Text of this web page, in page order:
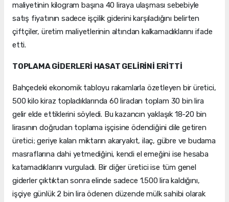
maliyetinin kilogram başına 40 liraya ulaşması sebebiyle
satış fiyatının sadece işçilik giderini karşıladığını belirten
çiftçiler, üretim maliyetlerinin altından kalkamadıklarını ifade
etti.
TOPLAMA GİDERLERİ HASAT GELİRİNİ ERİTTİ
Bahçedeki ekonomik tabloyu rakamlarla özetleyen bir üretici,
500 kilo kiraz topladıklarında 60 liradan toplam 30 bin lira
gelir elde ettiklerini söyledi. Bu kazancın yaklaşık 18-20 bin
lirasının doğrudan toplama işçisine ödendiğini dile getiren
üretici; geriye kalan miktarın akaryakıt, ilaç, gübre ve budama
masraflarına dahi yetmediğini, kendi el emeğini ise hesaba
katamadıklarını vurguladı. Bir diğer üretici ise tüm genel
giderler çıktıktan sonra elinde sadece 1.500 lira kaldığını,
işçiye günlük 2 bin lira ödenen düzende mülk sahibi olarak